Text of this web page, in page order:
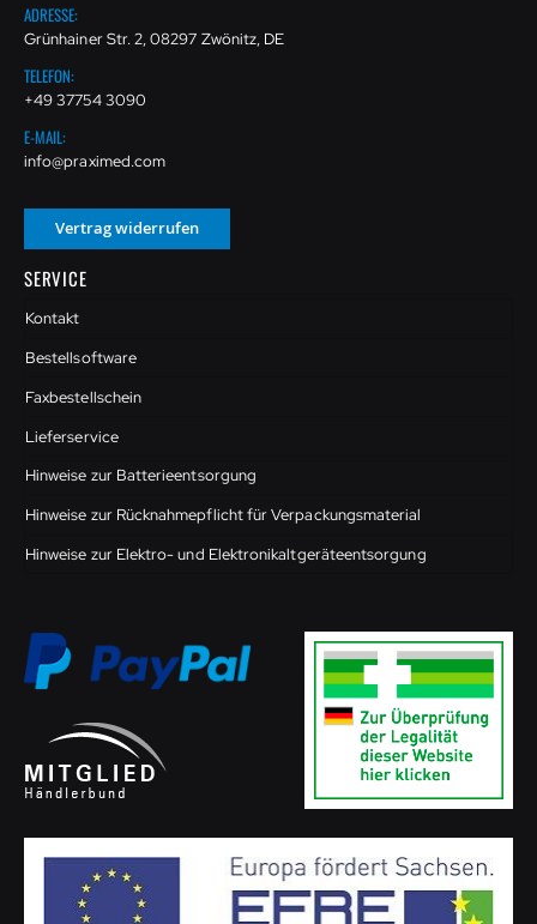
ADRESSE:
Grünhainer Str. 2, 08297 Zwönitz, DE
TELEFON:
+49 37754 3090
E-MAIL:
info@praximed.com
Vertrag widerrufen
SERVICE
Kontakt
Bestellsoftware
Faxbestellschein
Lieferservice
Hinweise zur Batterieentsorgung
Hinweise zur Rücknahmepflicht für Verpackungsmaterial
Hinweise zur Elektro- und Elektronikaltgeräteentsorgung